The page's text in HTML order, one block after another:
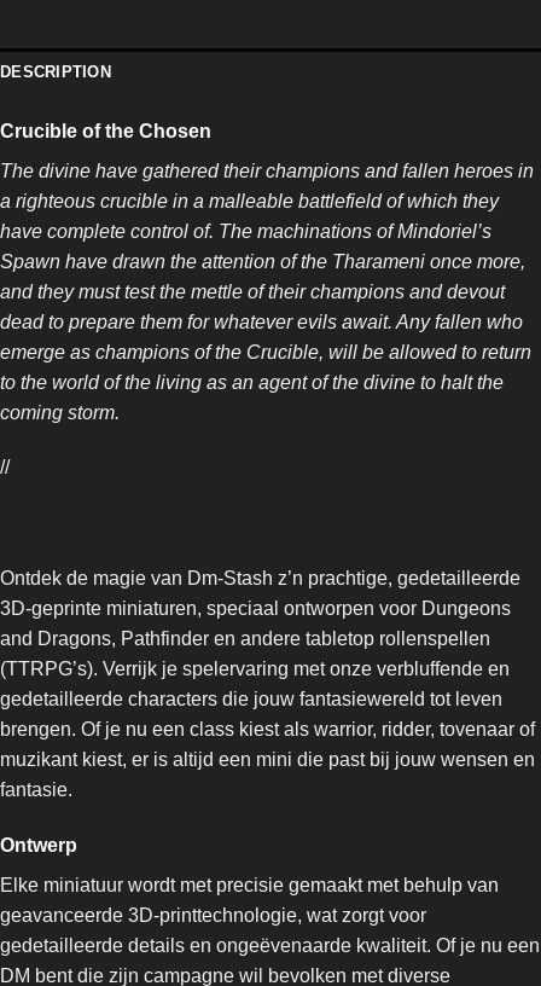
DESCRIPTION
Crucible of the Chosen
The divine have gathered their champions and fallen heroes in
a righteous crucible in a malleable battlefield of which they
have complete control of. The machinations of Mindoriel’s
Spawn have drawn the attention of the Tharameni once more,
and they must test the mettle of their champions and devout
dead to prepare them for whatever evils await. Any fallen who
emerge as champions of the Crucible, will be allowed to return
to the world of the living as an agent of the divine to halt the
coming storm.
//
Ontdek de magie van Dm-Stash z’n prachtige, gedetailleerde
3D-geprinte miniaturen, speciaal ontworpen voor Dungeons
and Dragons, Pathfinder en andere tabletop rollenspellen
(TTRPG’s). Verrijk je spelervaring met onze verbluffende en
gedetailleerde characters die jouw fantasiewereld tot leven
brengen. Of je nu een class kiest als warrior, ridder, tovenaar of
muzikant kiest, er is altijd een mini die past bij jouw wensen en
fantasie.
Ontwerp
Elke miniatuur wordt met precisie gemaakt met behulp van
geavanceerde 3D-printtechnologie, wat zorgt voor
gedetailleerde details en ongeëvenaarde kwaliteit. Of je nu een
DM bent die zijn campagne wil bevolken met diverse